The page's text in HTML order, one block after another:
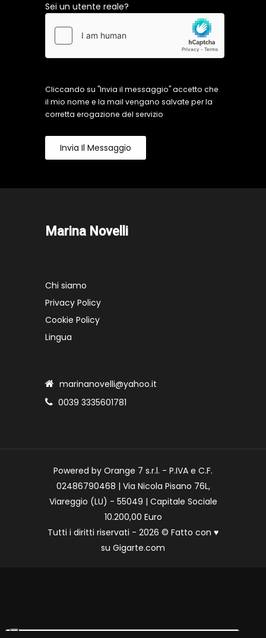
Sei un utente reale?
Cliccando su "Invia il messaggio" accetto che
il mio nome e la mail vengano salvate per la
corretta erogazione del servizio
Invia Il Messaggio
Marina Novelli
Chi siamo
Privacy Policy
Cookie Policy
Lingua
marinanovelli@yahoo.it
0039 3335601781
Powered by Orange 7 s.r.l. - P.IVA e C.F.
02486790468 | Via Nicola Pisano 76L,
Viareggio (LU) - 55049 | Capitale Sociale
10.200,00 Euro
Tutti i diritti riservati - 2026 © Fatto con ♥
su Gigarte.com